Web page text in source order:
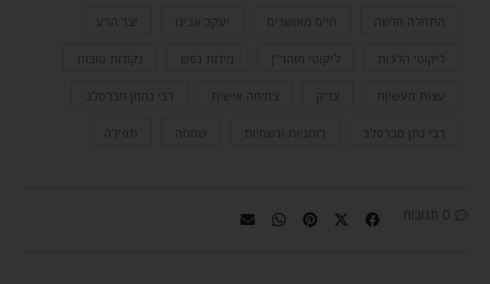
התחלה חדשה חיים מאושרים יצר הרע
ליקוטי הלכות ליקוטי מוהר"ן מידות נפש נקודות טובות
עצות מעשיות צדיק צמיחה אישית רבי נחמן מברסלב
רבי נתן מברסלב רוחניות וגשמיות שמחה תפילה
0 תגובות